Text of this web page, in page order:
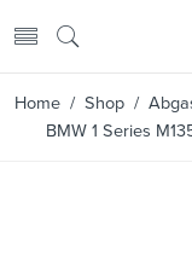
Home/ Shop/
BMW 1 Series